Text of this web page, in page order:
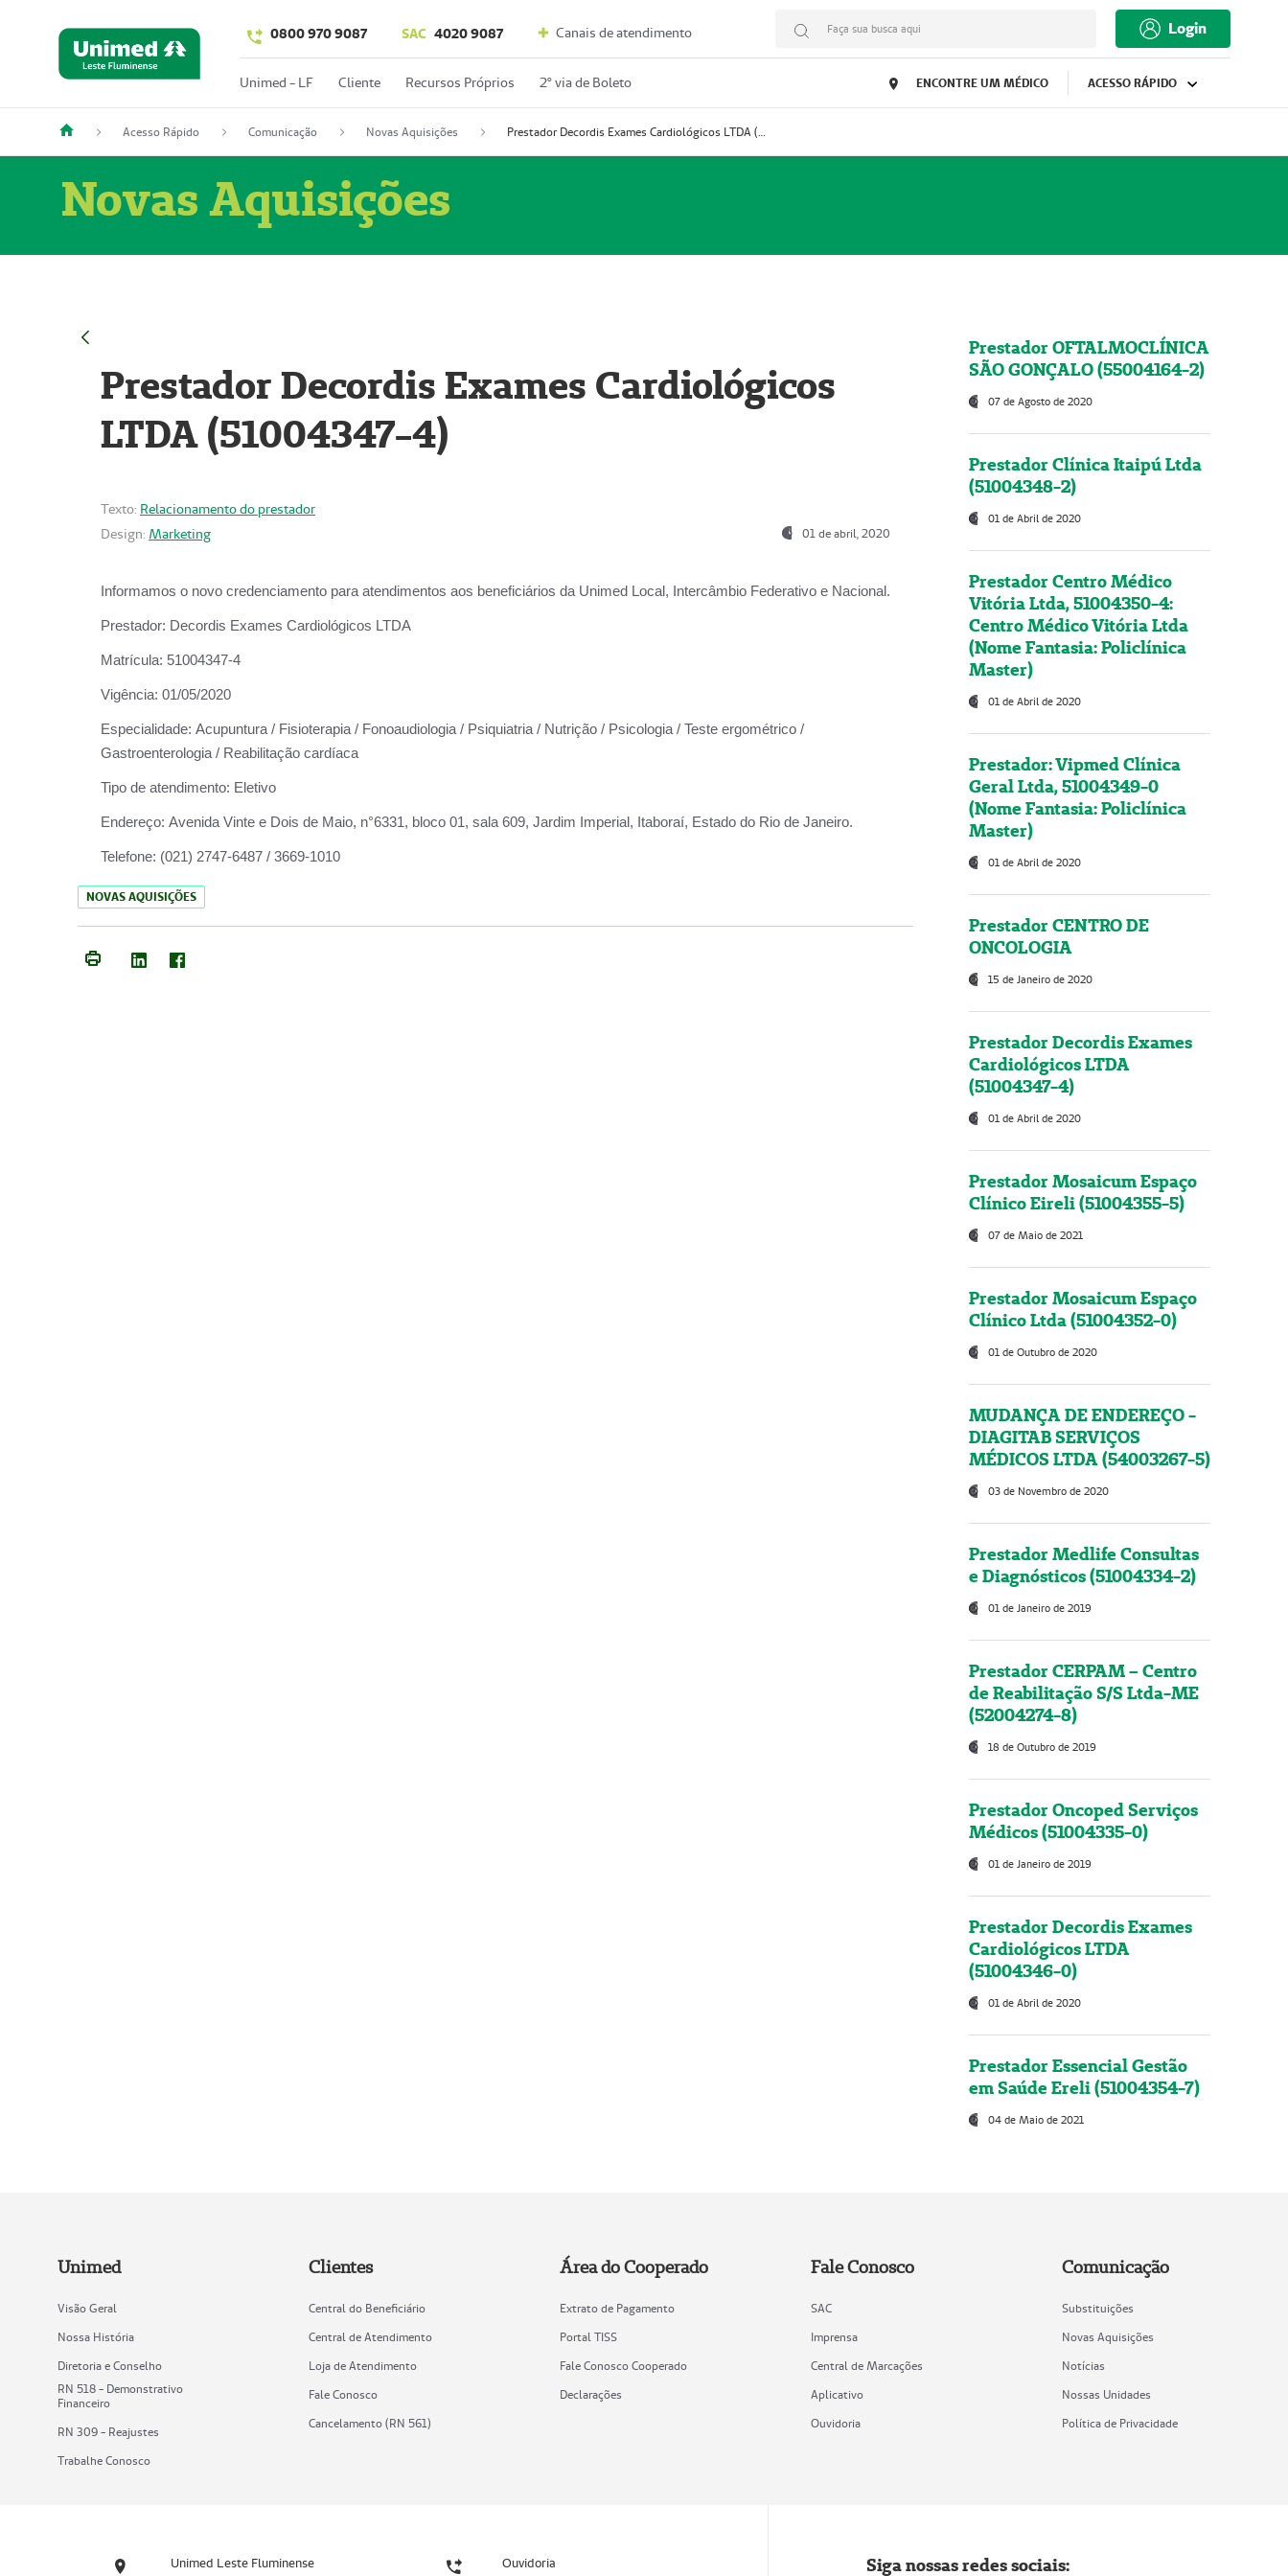
0800 970 9087 SAC 4020 9087 Canais de atendimento Faça sua busca aqui Login
Unimed - LF Cliente Recursos Próprios 2º via de Boleto ENCONTRE UM MÉDICO ACESSO RÁPIDO
Acesso Rápido Comunicação Novas Aquisições Prestador Decordis Exames Cardiológicos LTDA (51004347-4)
Novas Aquisições
Prestador Decordis Exames Cardiológicos
LTDA (51004347-4)
Texto: Relacionamento do prestador
Design: Marketing 01 de abril, 2020
Informamos o novo credenciamento para atendimentos aos beneficiários da Unimed Local, Intercâmbio Federativo e Nacional.
Prestador: Decordis Exames Cardiológicos LTDA
Matrícula: 51004347-4
Vigência: 01/05/2020
Especialidade: Acupuntura / Fisioterapia / Fonoaudiologia / Psiquiatria / Nutrição / Psicologia / Teste ergométrico /
Gastroenterologia / Reabilitação cardíaca
Tipo de atendimento: Eletivo
Endereço: Avenida Vinte e Dois de Maio, n°6331, bloco 01, sala 609, Jardim Imperial, Itaboraí, Estado do Rio de Janeiro.
Telefone: (021) 2747-6487 / 3669-1010
NOVAS AQUISIÇÕES
Prestador OFTALMOCLÍNICA
SÃO GONÇALO (55004164-2)
07 de Agosto de 2020
Prestador Clínica Itaipú Ltda
(51004348-2)
01 de Abril de 2020
Prestador Centro Médico
Vitória Ltda, 51004350-4:
Centro Médico Vitória Ltda
(Nome Fantasia: Policlínica
Master)
01 de Abril de 2020
Prestador: Vipmed Clínica
Geral Ltda, 51004349-0
(Nome Fantasia: Policlínica
Master)
01 de Abril de 2020
Prestador CENTRO DE
ONCOLOGIA
15 de Janeiro de 2020
Prestador Decordis Exames
Cardiológicos LTDA
(51004347-4)
01 de Abril de 2020
Prestador Mosaicum Espaço
Clínico Eireli (51004355-5)
07 de Maio de 2021
Prestador Mosaicum Espaço
Clínico Ltda (51004352-0)
01 de Outubro de 2020
MUDANÇA DE ENDEREÇO -
DIAGITAB SERVIÇOS
MÉDICOS LTDA (54003267-5)
03 de Novembro de 2020
Prestador Medlife Consultas
e Diagnósticos (51004334-2)
01 de Janeiro de 2019
Prestador CERPAM – Centro
de Reabilitação S/S Ltda-ME
(52004274-8)
18 de Outubro de 2019
Prestador Oncoped Serviços
Médicos (51004335-0)
01 de Janeiro de 2019
Prestador Decordis Exames
Cardiológicos LTDA
(51004346-0)
01 de Abril de 2020
Prestador Essencial Gestão
em Saúde Ereli (51004354-7)
04 de Maio de 2021
Unimed
Visão Geral
Nossa História
Diretoria e Conselho
RN 518 - Demonstrativo
Financeiro
RN 309 - Reajustes
Trabalhe Conosco
Clientes
Central do Beneficiário
Central de Atendimento
Loja de Atendimento
Fale Conosco
Cancelamento (RN 561)
Área do Cooperado
Extrato de Pagamento
Portal TISS
Fale Conosco Cooperado
Declarações
Fale Conosco
SAC
Imprensa
Central de Marcações
Aplicativo
Ouvidoria
Comunicação
Substituições
Novas Aquisições
Notícias
Nossas Unidades
Política de Privacidade
Unimed Leste Fluminense Ouvidoria Siga nossas redes sociais: